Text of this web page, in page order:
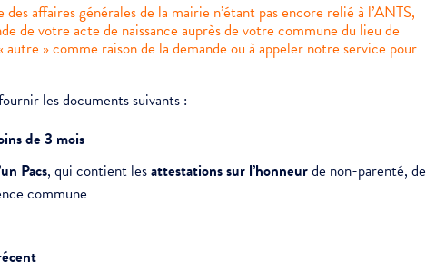
affaires générales de la mairie n’étant pas encore relié à l’ANTS,
de votre acte de naissance auprès de votre commune du lieu de
autre » comme raison de la demande ou à appeler notre service pour
les documents suivants :
de 3 mois
Pacs, qui contient lesattestations sur l’honneurde non-parenté, de
commune